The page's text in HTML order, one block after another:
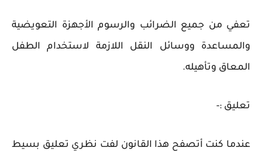
تعفي من جميع الضرائب والرسوم الأجهزة التعويضية
والمساعدة ووسائل النقل اللازمة لاستخدام الطفل
المعاق وتأهيله.
تعليق :-
عندما كنت أتصفح هذا القانون لفت نظري تعليق بسيط